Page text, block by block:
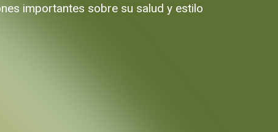
importantes sobre su salud y estilo